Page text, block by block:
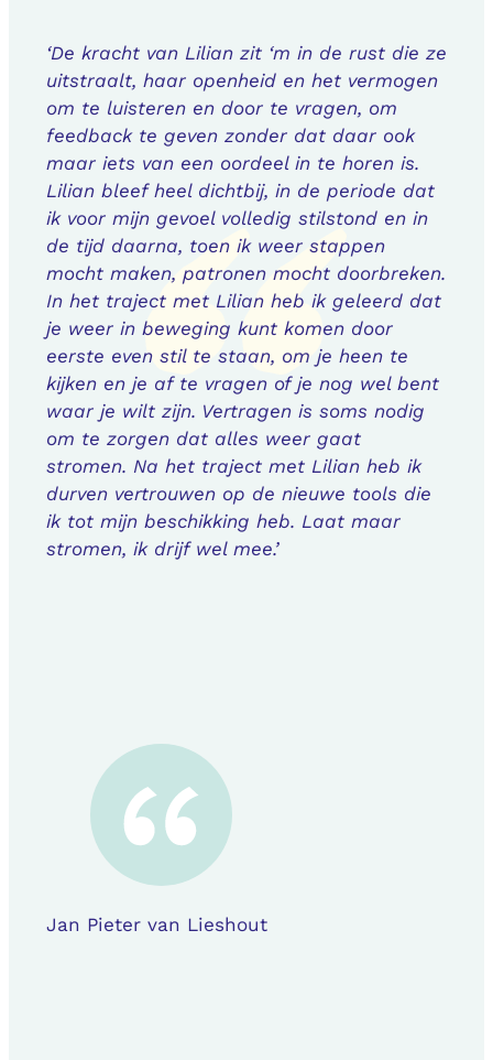
‘De kracht van Lilian zit ‘m in de rust die ze
uitstraalt, haar openheid en het vermogen
om te luisteren en door te vragen, om
feedback te geven zonder dat daar ook
maar iets van een oordeel in te horen is.
Lilian bleef heel dichtbij, in de periode dat
ik voor mijn gevoel volledig stilstond en in
de tijd daarna, toen ik weer stappen
mocht maken, patronen mocht doorbreken.
In het traject met Lilian heb ik geleerd dat
je weer in beweging kunt komen door
eerste even stil te staan, om je heen te
kijken en je af te vragen of je nog wel bent
waar je wilt zijn. Vertragen is soms nodig
om te zorgen dat alles weer gaat
stromen. Na het traject met Lilian heb ik
durven vertrouwen op de nieuwe tools die
ik tot mijn beschikking heb. Laat maar
stromen, ik drijf wel mee.’
Jan Pieter van Lieshout